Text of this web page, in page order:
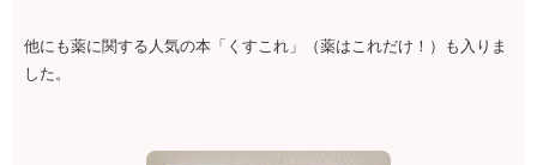
他にも薬に関する人気の本「くすこれ」（薬はこれだけ！）も入りま
した。